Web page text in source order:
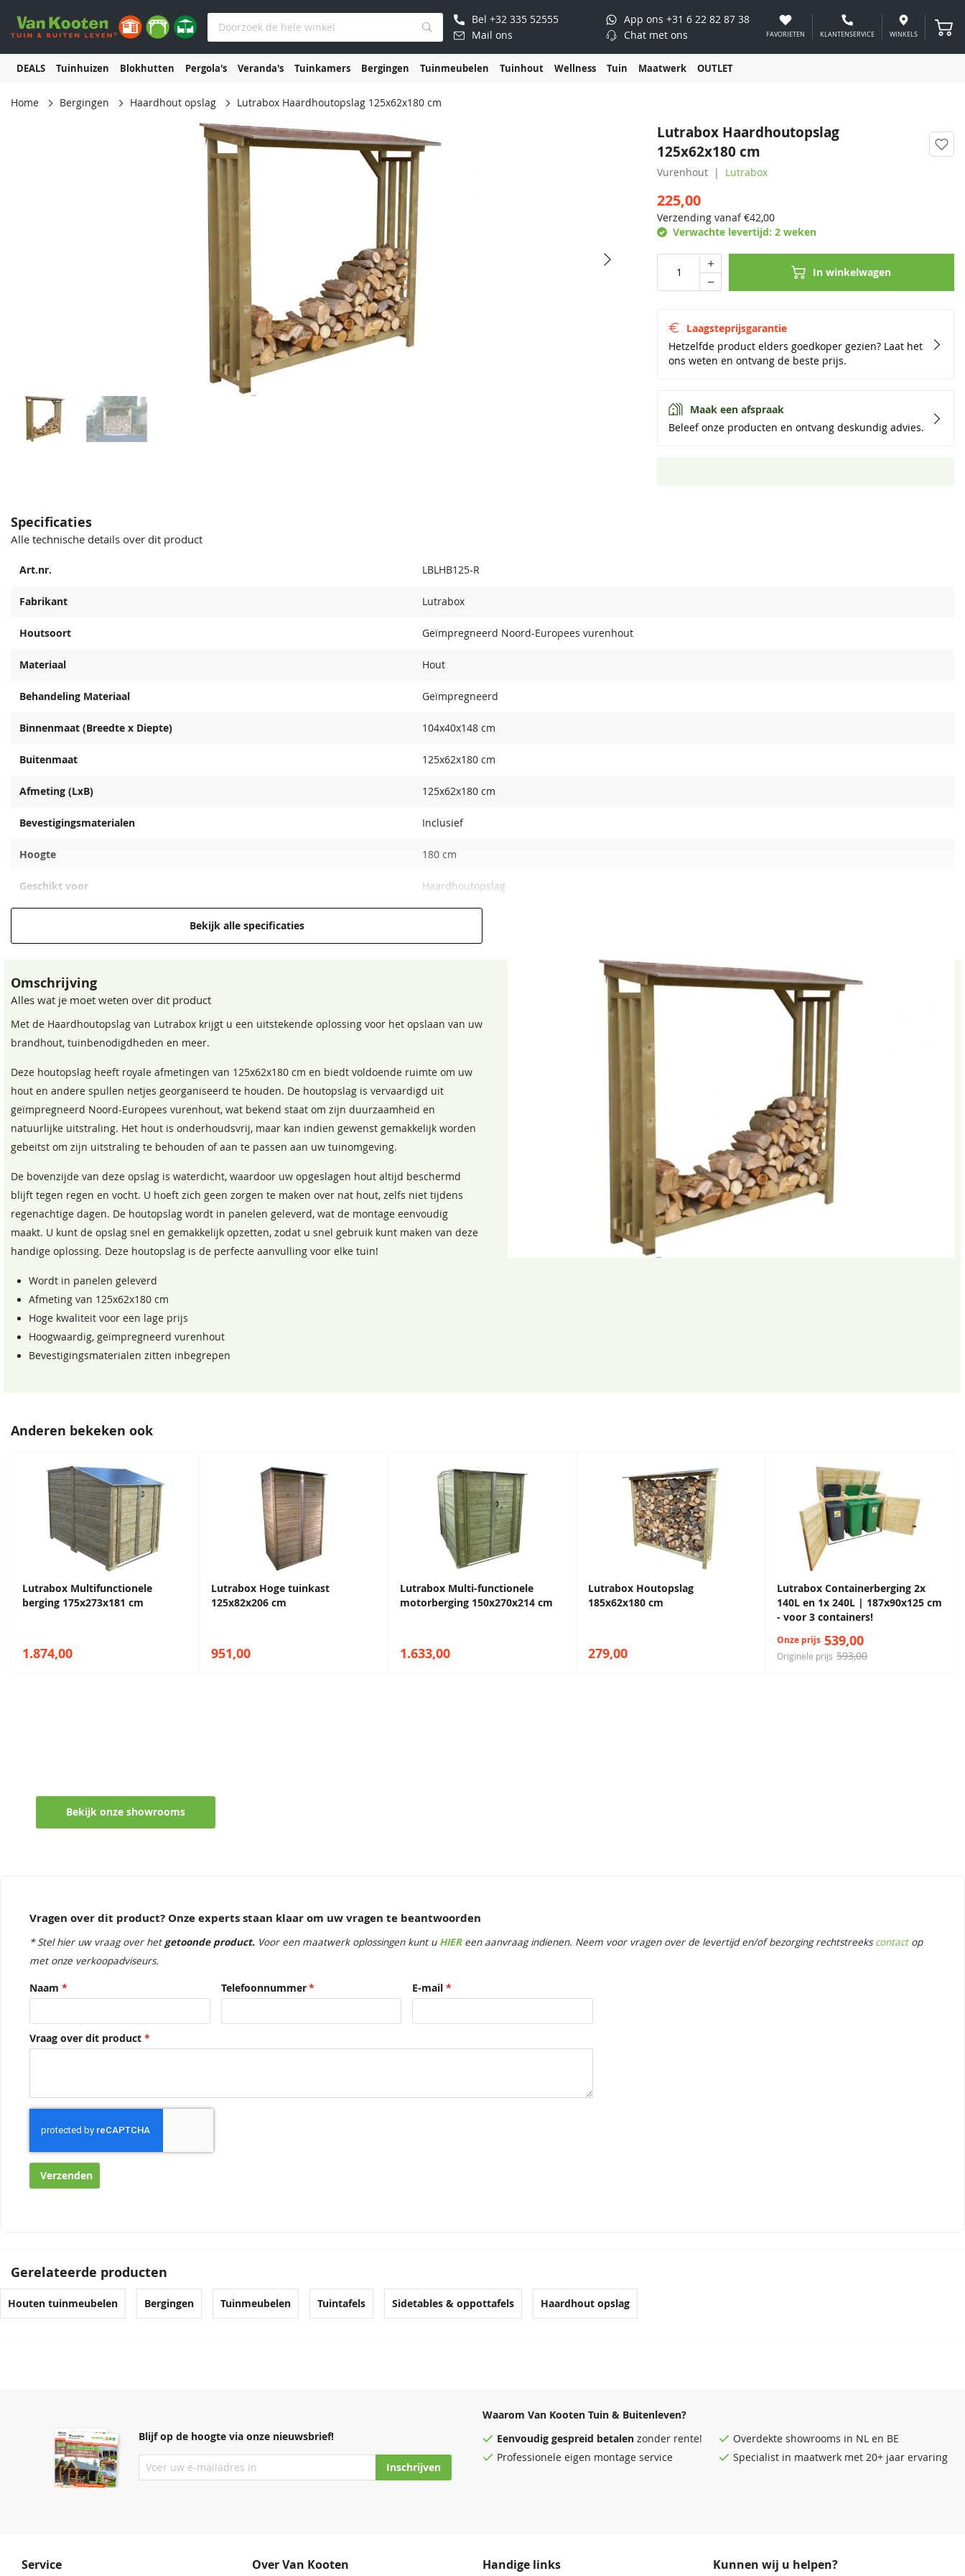
Bel +32 335 52555 App ons +31 6 22 82 87 38
Mail ons
Chat met ons FAVORIETEN KLANTENSERVICE WINKELS
DEALS Tuinhuizen Blokhutten Pergola's Veranda's Tuinkamers Bergingen Tuinmeubelen Tuinhout Wellness Tuin Maatwerk OUTLET
Home Bergingen Haardhout opslag Lutrabox Haardhoutopslag 125x62x180 cm
Lutrabox Haardhoutopslag
125x62x180 cm
Vurenhout Lutrabox
225,00
Verzending vanaf €42,00
Verwachte levertijd: 2 weken
In winkelwagen
Laagsteprijsgarantie
Hetzelfde product elders goedkoper gezien? Laat het
ons weten en ontvang de beste prijs.
Maak een afspraak
Beleef onze producten en ontvang deskundig advies.
Specificaties
Alle technische details over dit product
Art.nr. LBLHB125-R
Fabrikant Lutrabox
Houtsoort Geïmpregneerd Noord-Europees vurenhout
Materiaal Hout
Behandeling Materiaal Geïmpregneerd
Binnenmaat (Breedte x Diepte) 104x40x148 cm
Buitenmaat 125x62x180 cm
Afmeting (LxB) 125x62x180 cm
Bevestigingsmaterialen Inclusief
Hoogte 180 cm
Geschikt voor Haardhoutopslag
Bekijk alle specificaties
Omschrijving
Alles wat je moet weten over dit product
Met de Haardhoutopslag van Lutrabox krijgt u een uitstekende oplossing voor het opslaan van uw
brandhout, tuinbenodigdheden en meer.
Deze houtopslag heeft royale afmetingen van 125x62x180 cm en biedt voldoende ruimte om uw
hout en andere spullen netjes georganiseerd te houden. De houtopslag is vervaardigd uit
geïmpregneerd Noord-Europees vurenhout, wat bekend staat om zijn duurzaamheid en
natuurlijke uitstraling. Het hout is onderhoudsvrij, maar kan indien gewenst gemakkelijk worden
gebeitst om zijn uitstraling te behouden of aan te passen aan uw tuinomgeving.
De bovenzijde van deze opslag is waterdicht, waardoor uw opgeslagen hout altijd beschermd
blijft tegen regen en vocht. U hoeft zich geen zorgen te maken over nat hout, zelfs niet tijdens
regenachtige dagen. De houtopslag wordt in panelen geleverd, wat de montage eenvoudig
maakt. U kunt de opslag snel en gemakkelijk opzetten, zodat u snel gebruik kunt maken van deze
handige oplossing. Deze houtopslag is de perfecte aanvulling voor elke tuin!
Wordt in panelen geleverd
Afmeting van 125x62x180 cm
Hoge kwaliteit voor een lage prijs
Hoogwaardig, geïmpregneerd vurenhout
Bevestigingsmaterialen zitten inbegrepen
Anderen bekeken ook
Lutrabox Multifunctionele
berging 175x273x181 cm
1.874,00
Lutrabox Hoge tuinkast
125x82x206 cm
951,00
Lutrabox Multi-functionele
motorberging 150x270x214 cm
1.633,00
Lutrabox Houtopslag
185x62x180 cm
279,00
Lutrabox Containerberging 2x
140L en 1x 240L | 187x90x125 cm
- voor 3 containers!
Originele prijs 593,00
Onze prijs 539,00
Bekijk onze showrooms
Vragen over dit product? Onze experts staan klaar om uw vragen te beantwoorden
* Stel hier uw vraag over het getoonde product. Voor een maatwerk oplossingen kunt u HIEReen aanvraag indienen. Neem voor vragen over de levertijd en/of bezorging rechtstreekscontactop
met onze verkoopadviseurs.
Naam Telefoonnummer E-mail
Vraag over dit product
Verzenden
Gerelateerde producten
Houten tuinmeubelen Bergingen Tuinmeubelen Tuintafels Sidetables & oppottafels Haardhout opslag
Blijf op de hoogte via onze nieuwsbrief!
Inschrijven
Waarom Van Kooten Tuin & Buitenleven?
Eenvoudig gespreid betalen zonder rente! Overdekte showrooms in NL en BE
Professionele eigen montage service
Specialist in maatwerk met 20+ jaar ervaring
Service Over Van Kooten Handige links Kunnen wij u helpen?